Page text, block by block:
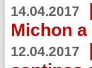
14.04.2017
Michon
12.04.2017